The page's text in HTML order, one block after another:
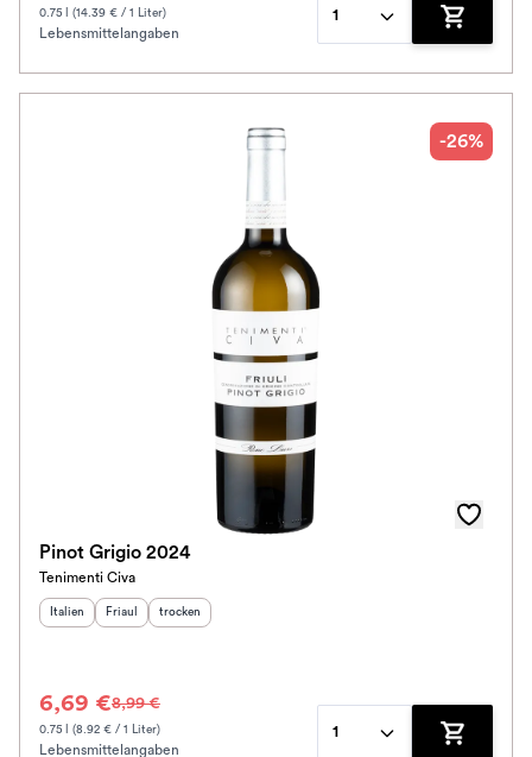
0.75 l (14.39 € / 1 Liter)
Lebensmittelangaben
1
Zum
-26%
Pinot Grigio 2024
Tenimenti Civa
Herkunftsland:
Italien Herkunftsregion:
Friaul Geschmack
trocken
6,69 €8,99 €
0.75 l (8.92 € / 1 Liter)
Lebensmittelangaben
1